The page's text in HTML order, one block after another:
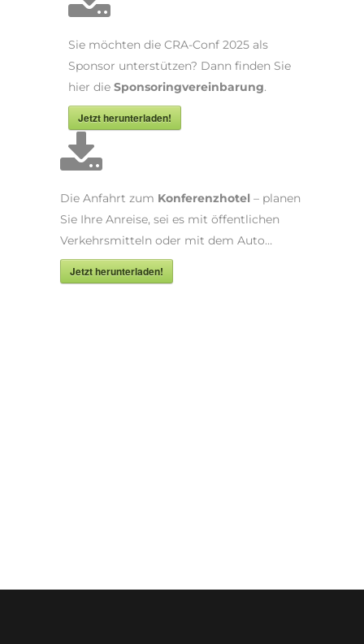
Sie möchten die CRA-Conf 2025 als
Sponsor unterstützen? Dann finden Sie
hier die Sponsoringvereinbarung.
Jetzt herunterladen!
Die Anfahrt zum Konferenzhotel – planen
Sie Ihre Anreise, sei es mit öffentlichen
Verkehrsmitteln oder mit dem Auto…
Jetzt herunterladen!